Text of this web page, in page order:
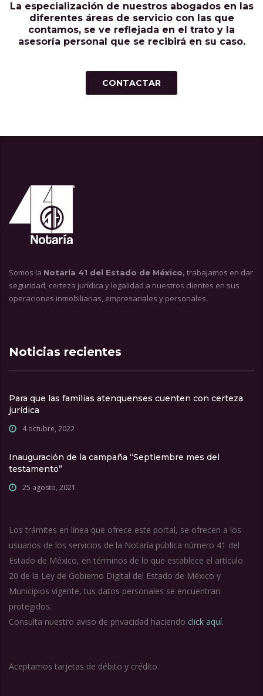
La especialización de nuestros abogados en las
diferentes áreas de servicio con las que
contamos, se ve reflejada en el trato y la
asesoría personal que se recibirá en su caso.
CONTACTAR
Somos la Notaría 41 del Estado de México, trabajamos en dar
seguridad, certeza jurídica y legalidad a nuestros clientes en sus
operaciones inmobiliarias, empresariales y personales.
Noticias recientes
Para que las familias atenquenses cuenten con certeza
jurídica
4 octubre, 2022
Inauguración de la campaña “Septiembre mes del
testamento”
25 agosto, 2021
Los trámites en línea que ofrece este portal, se ofrecen a los
usuarios de los servicios de la Notaría pública número 41 del
Estado de México, en términos de lo que establece el artículo
20 de la Ley de Gobierno Digital del Estado de México y
Municipios vigente, tus datos personales se encuentran
protegidos.
Consulta nuestro aviso de privacidad haciendo click aquí.
Aceptamos tarjetas de débito y crédito.